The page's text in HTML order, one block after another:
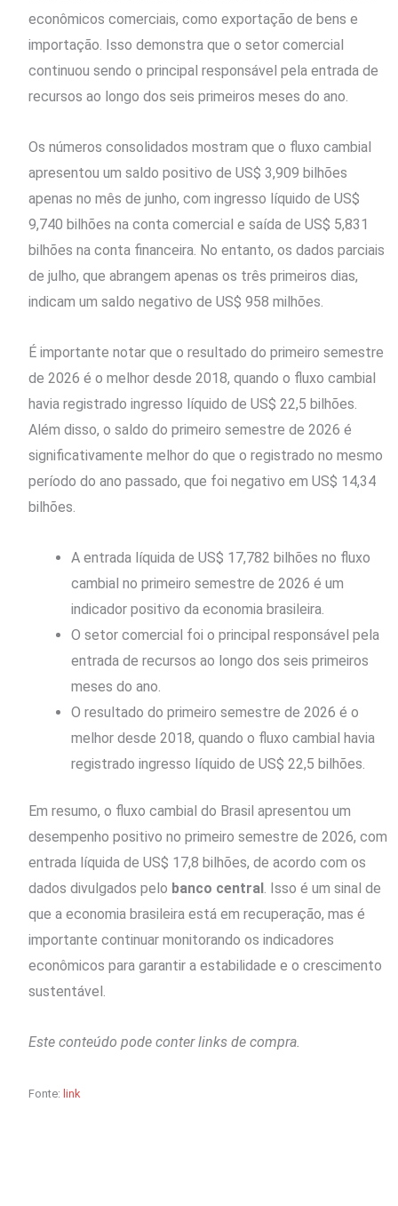
econômicos comerciais, como exportação de bens e
importação. Isso demonstra que o setor comercial
continuou sendo o principal responsável pela entrada de
recursos ao longo dos seis primeiros meses do ano.
Os números consolidados mostram que o fluxo cambial
apresentou um saldo positivo de US$ 3,909 bilhões
apenas no mês de junho, com ingresso líquido de US$
9,740 bilhões na conta comercial e saída de US$ 5,831
bilhões na conta financeira. No entanto, os dados parciais
de julho, que abrangem apenas os três primeiros dias,
indicam um saldo negativo de US$ 958 milhões.
É importante notar que o resultado do primeiro semestre
de 2026 é o melhor desde 2018, quando o fluxo cambial
havia registrado ingresso líquido de US$ 22,5 bilhões.
Além disso, o saldo do primeiro semestre de 2026 é
significativamente melhor do que o registrado no mesmo
período do ano passado, que foi negativo em US$ 14,34
bilhões.
A entrada líquida de US$ 17,782 bilhões no fluxo
cambial no primeiro semestre de 2026 é um
indicador positivo da economia brasileira.
O setor comercial foi o principal responsável pela
entrada de recursos ao longo dos seis primeiros
meses do ano.
O resultado do primeiro semestre de 2026 é o
melhor desde 2018, quando o fluxo cambial havia
registrado ingresso líquido de US$ 22,5 bilhões.
Em resumo, o fluxo cambial do Brasil apresentou um
desempenho positivo no primeiro semestre de 2026, com
entrada líquida de US$ 17,8 bilhões, de acordo com os
dados divulgados pelo banco central. Isso é um sinal de
que a economia brasileira está em recuperação, mas é
importante continuar monitorando os indicadores
econômicos para garantir a estabilidade e o crescimento
sustentável.
Este conteúdo pode conter links de compra.
Fonte: link